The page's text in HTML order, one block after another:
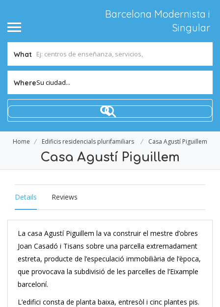
Barcelona Modernista i
Singular
What
WhereSu ciudad...
Home Edificis residencials plurifamiliars Casa Agustí Piguillem
Casa Agustí Piguillem
Details Reviews
La casa Agustí Piguillem la va construir el mestre d’obres
Joan Casadó i Tisans sobre una parcel·la extremadament
estreta, producte de l’especulació immobiliària de l’època,
que provocava la subdivisió de les parcel·les de l’Eixample
barceloní.
L’edifici consta de planta baixa, entresòl i cinc plantes pis.